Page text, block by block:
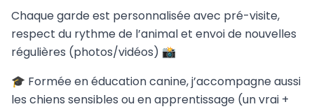
Chaque garde est personnalisée avec pré-visite,
respect du rythme de l’animal et envoi de nouvelles
régulières (photos/vidéos) 📸
🎓 Formée en éducation canine, j’accompagne aussi
les chiens sensibles ou en apprentissage (un vrai +